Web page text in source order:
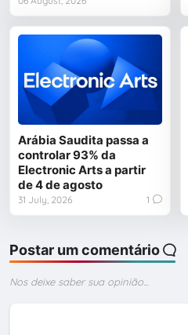
Arábia Saudita passa a
controlar 93% da
Electronic Arts a partir
de 4 de agosto
31 July, 2026 1
Postar um comentário
Nos deixe saber sua opinião...